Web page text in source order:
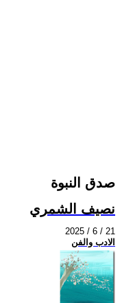
صدق النبوة
نصيف الشمري
2025 / 6 / 21
الادب والفن